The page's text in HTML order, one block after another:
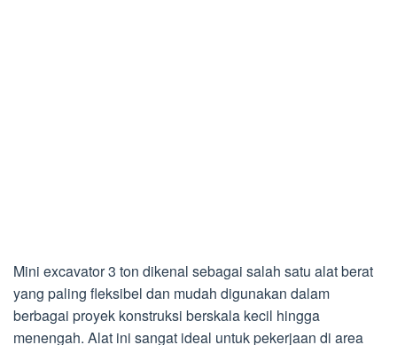
Mini excavator 3 ton dikenal sebagai salah satu alat berat
yang paling fleksibel dan mudah digunakan dalam
berbagai proyek konstruksi berskala kecil hingga
menengah. Alat ini sangat ideal untuk pekerjaan di area